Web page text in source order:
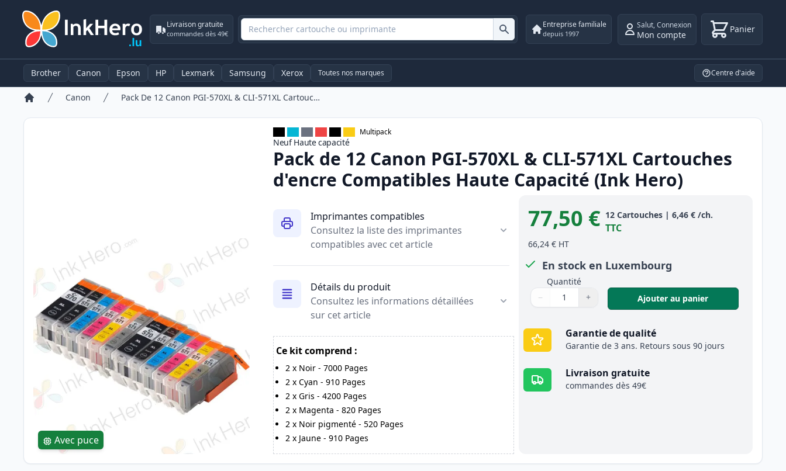
Livraison gratuite
commandes dès 49€
Entreprise familiale
depuis 1997
Salut,Connexion
Mon compte Panier
Brother Canon Epson HP Lexmark Samsung Xerox Toutes nos marques Centre d'aide
Canon Pack De 12 Canon PGI-570XL & CLI-571XL Cartouches d'encre Compatibles Haute Capacité (Ink Hero)
Avec puce
Multipack
Neuf Hautecapacité
Pack de 12 Canon PGI-570XL & CLI-571XL Cartouches
d'encre Compatibles Haute Capacité (Ink Hero)
Imprimantes compatibles
Consultez la liste des imprimantes
compatibles avec cet article
Détails du produit
Consultez les informations détaillées
sur cet article
Ce kit comprend :
2x Noir- 7000 Pages
2x Cyan - 910 Pages
2x Gris - 4200 Pages
2x Magenta - 820 Pages
2x Noir pigmenté- 520 Pages
2x Jaune- 910 Pages
Product information
77,50 € 12 Cartouches| 6,46 € /ch.
TTC
66,24 € HT
En stock en Luxembourg
Quantité
Quantité
Utilisez les boutons pour ajuster
− +
Quantité: Ajouter au panier,
Garantie de qualité
Garantie de 3 ans. Retours sous 90 jours
Livraison gratuite
commandes dès 49€